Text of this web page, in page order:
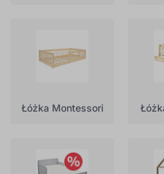
Łóżka Montessori